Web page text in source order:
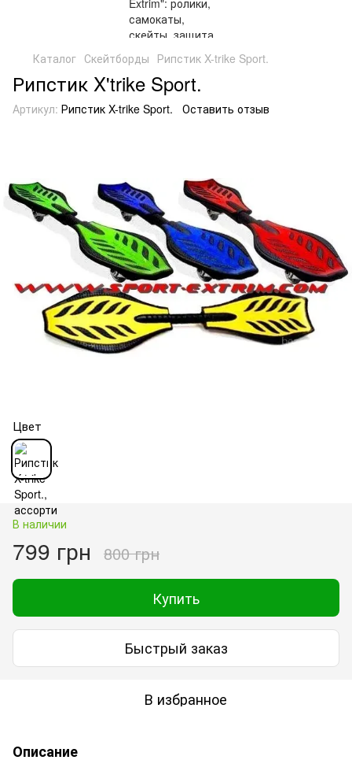
Каталог Скейтборды Рипстик X-trike Sport.
Рипстик X'trike Sport.
Артикул: Рипстик X-trike Sport. Оставить отзыв
Цвет
В наличии
799 грн 800 грн
Купить
Быстрый заказ
В избранное
Описание